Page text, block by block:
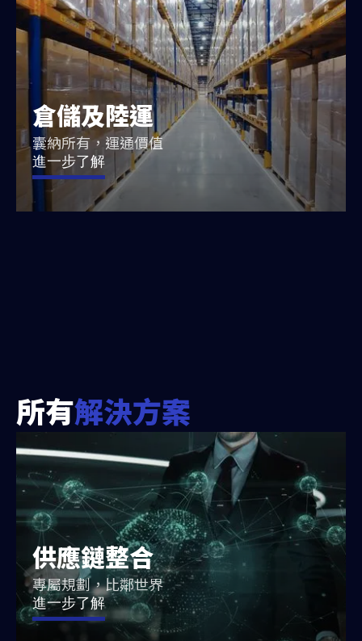
倉儲及陸運
囊納所有，運通價值
進一步了解
所有解決方案
供應鏈整合
專屬規劃，比鄰世界
進一步了解